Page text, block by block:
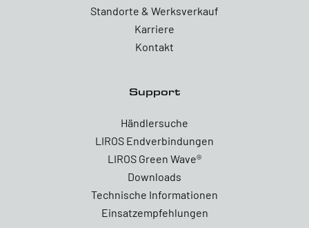
Standorte & Werksverkauf
Karriere
Kontakt
Support
Händlersuche
LIROS Endverbindungen
LIROS Green Wave®
Downloads
Technische Informationen
Einsatzempfehlungen